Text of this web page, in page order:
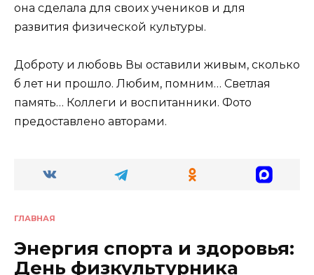
она сделала для своих учеников и для
развития физической культуры.
Доброту и любовь Вы оставили живым, сколько
б лет ни прошло. Любим, помним… Светлая
память… Коллеги и воспитанники. Фото
предоставлено авторами.
ГЛАВНАЯ
Энергия спорта и здоровья:
День физкультурника